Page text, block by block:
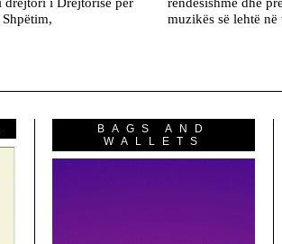
muzikës së lehtë
BAGS AND
WALLETS